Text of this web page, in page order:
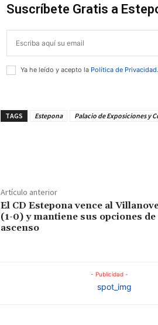
Suscríbete Gratis a
Ya he leído y acepto la Política de Privacidad.
TAGS Estepona Palacio de Exposiciones y
Artículo anterior
El CD Estepona vence al
(1-0) y mantiene sus opciones de
ascenso
- Publicidad -